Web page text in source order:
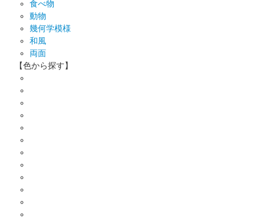
食べ物
動物
幾何学模様
和風
両面
【色から探す】